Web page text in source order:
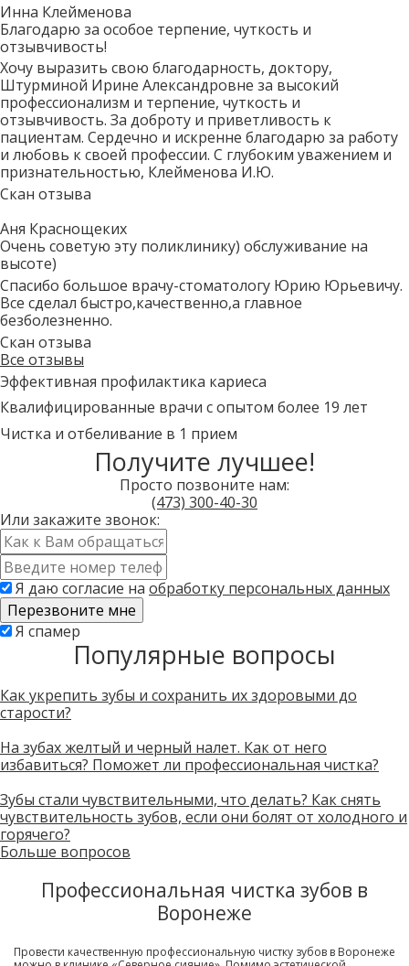
Инна Клейменова
Благодарю за особое терпение, чуткость и
отзывчивость!
Хочу выразить свою благодарность, доктору,
Штурминой Ирине Александровне за высокий
профессионализм и терпение, чуткость и
отзывчивость. За доброту и приветливость к
пациентам. Сердечно и искренне благодарю за работу
и любовь к своей профессии. С глубоким уважением и
признательностью, Клейменова И.Ю.
Скан отзыва
Аня Краснощеких
Очень советую эту поликлинику) обслуживание на
высоте)
Спасибо большое врачу-стоматологу Юрию Юрьевичу.
Все сделал быстро,качественно,а главное
безболезненно.
Скан отзыва
Все отзывы
Эффективная профилактика кариеса
Квалифицированные врачи с опытом более 19 лет
Чистка и отбеливание в 1 прием
Получите лучшее!
Просто позвоните нам:
(473) 300-40-30
Или закажите звонок:
Имя
*
Контактный
телефон
* Я даю согласие на обработку персональных данных
Скажите,
Пожалуйста,
это
поле.
только
для
Я спамер
Популярные вопросы
Как укрепить зубы и сохранить их здоровыми до
старости?
На зубах желтый и черный налет. Как от него
избавиться? Поможет ли профессиональная чистка?
Зубы стали чувствительными, что делать? Как снять
чувствительность зубов, если они болят от холодного и
горячего?
Больше вопросов
Профессиональная чистка зубов в
Воронеже
Провести качественную профессиональную чистку зубов в Воронеже